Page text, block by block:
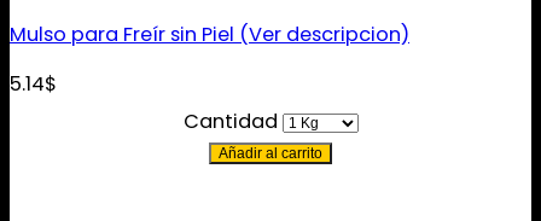
Mulso para Freír sin Piel (Ver descripcion)
5.14$
Cantidad
Añadir al carrito